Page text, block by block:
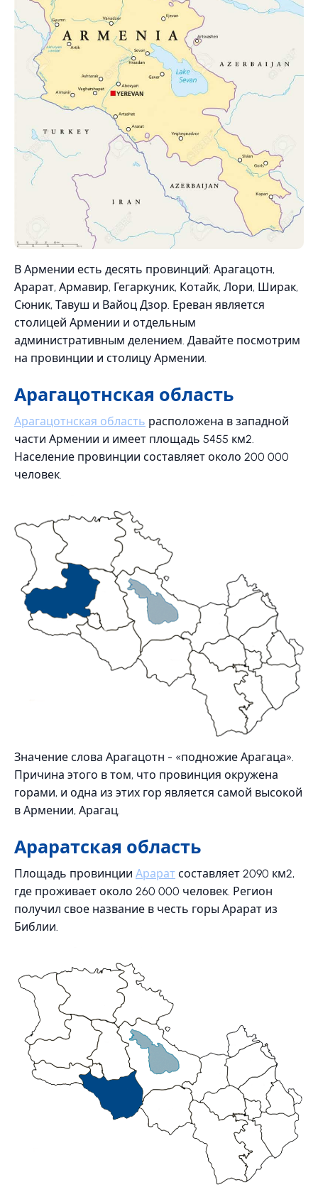
В Армении есть десять провинций: Арагацотн,
Арарат, Армавир, Гегаркуник, Котайк, Лори, Ширак,
Сюник, Тавуш и Вайоц Дзор. Ереван является
столицей Армении и отдельным
административным делением. Давайте посмотрим
на провинции и столицу Армении.
Арагацотнская область
Арагацотнская область расположена в западной
части Армении и имеет площадь 5455 км2.
Население провинции составляет около 200 000
человек.
Значение слова Арагацотн - «подножие Арагаца».
Причина этого в том, что провинция окружена
горами, и одна из этих гор является самой высокой
в ​​Армении, Арагац.
Араратская область
Площадь провинции Арарат составляет 2090 км2,
где проживает около 260 000 человек. Регион
получил свое название в честь горы Арарат из
Библии.